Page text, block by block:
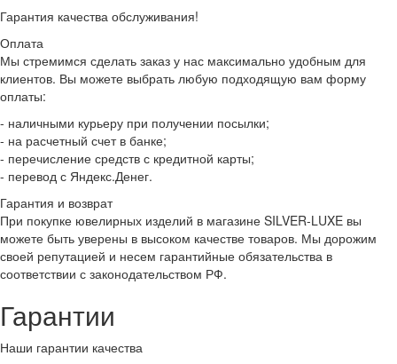
Гарантия качества обслуживания!
Оплата
Мы стремимся сделать заказ у нас максимально удобным для
клиентов. Вы можете выбрать любую подходящую вам форму
оплаты:
- наличными курьеру при получении посылки;
- на расчетный счет в банке;
- перечисление средств с кредитной карты;
- перевод с Яндекс.Денег.
Гарантия и возврат
При покупке ювелирных изделий в магазине SILVER-LUXE вы
можете быть уверены в высоком качестве товаров. Мы дорожим
своей репутацией и несем гарантийные обязательства в
соответствии с законодательством РФ.
Гарантии
Наши гарантии качества